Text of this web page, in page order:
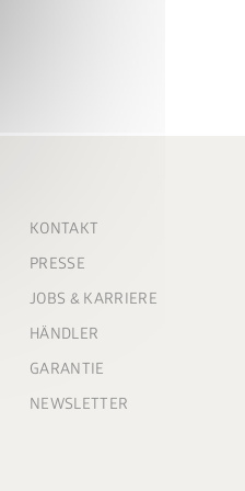
KONTAKT
PRESSE
JOBS & KARRIERE
HÄNDLER
GARANTIE
NEWSLETTER